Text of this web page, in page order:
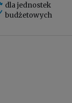
dla jednostek
budżetowych